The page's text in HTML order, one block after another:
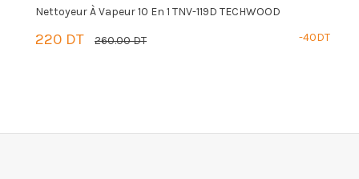
Nettoyeur À Vapeur 10 En 1 TNV-119D TECHWOOD
220 DT 260.00 DT -40DT
PANIER